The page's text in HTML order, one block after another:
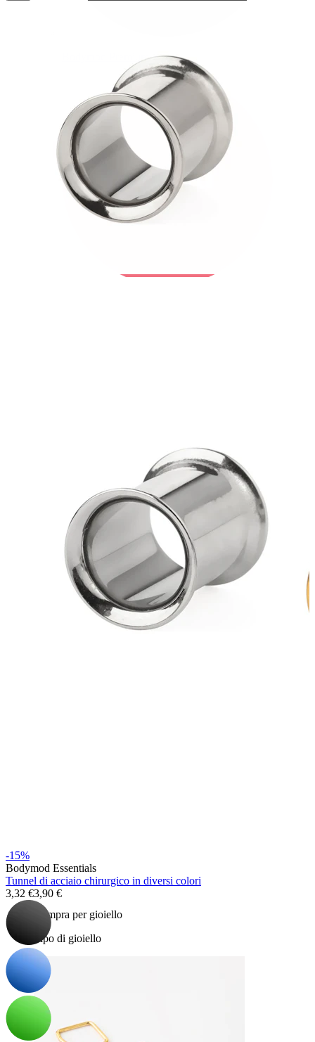
Bodymod Premium
Bodymod Moments
Compra 4, paga 3
Compra per gioiello
Tipo di gioiello
-15%
Bodymod Essentials
Tunnel di acciaio chirurgico in diversi colori
3,32 €3,90 €